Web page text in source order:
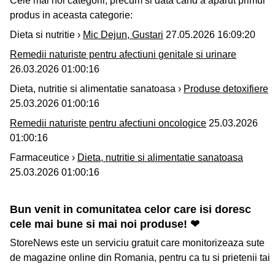
produs in aceasta categorie:
Dieta si nutritie › Mic Dejun, Gustari 27.05.2026 16:09:20
Remedii naturiste pentru afectiuni genitale si urinare
26.03.2026 01:00:16
Dieta, nutritie si alimentatie sanatoasa › Produse detoxifiere
25.03.2026 01:00:16
Remedii naturiste pentru afectiuni oncologice 25.03.2026
01:00:16
Farmaceutice › Dieta, nutritie si alimentatie sanatoasa
25.03.2026 01:00:16
Bun venit in comunitatea celor care isi doresc
cele mai bune si mai noi produse! ❤
StoreNews este un serviciu gratuit care monitorizeaza sute
de magazine online din Romania, pentru ca tu si prietenii tai